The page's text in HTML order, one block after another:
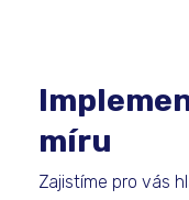
míru
Zajistíme pro vás